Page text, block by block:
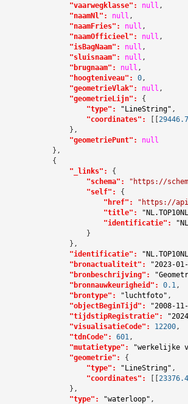
"vaarwegklasse":
null ,
"naamNl":
null ,
"naamFries":
null ,
"naamOfficieel":
null ,
"isBagNaam":
null ,
"sluisnaam":
null ,
"brugnaam":
null ,
"hoogteniveau":
0,
"geometrieVlak":
null ,
"geometrieLijn":
{
"type":
"LineString" ,
"coordinates":
[[
                },
"geometriePunt":
null
            },
            {
"_links":
{
"schema":
"https://
"self":
{
"href":
"https://
"title":
"identificatie":
                    }
                },
"identificatie":
"bronactualiteit":
"2023-
"bronbeschrijving":
"bronnauwkeurigheid":
0.1 ,
"brontype":
"luchtfoto" ,
"objectBeginTijd":
"2008-
"tijdstipRegistratie":
"visualisatieCode":
12200,
"tdnCode":
601 ,
"mutatietype":
"werkelijke
"geometrie":
{
"type":
"LineString" ,
"coordinates":
[[
                },
"type":
"waterloop" ,